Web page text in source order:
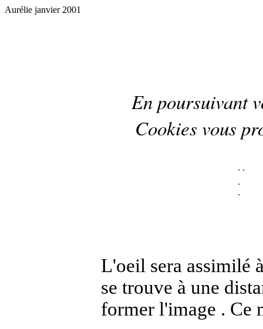
Aurélie janvier 2001
En poursuivant
Cookies vous
. .
.
.
L'oeil sera assimilé
se trouve à une
former l'image . Ce